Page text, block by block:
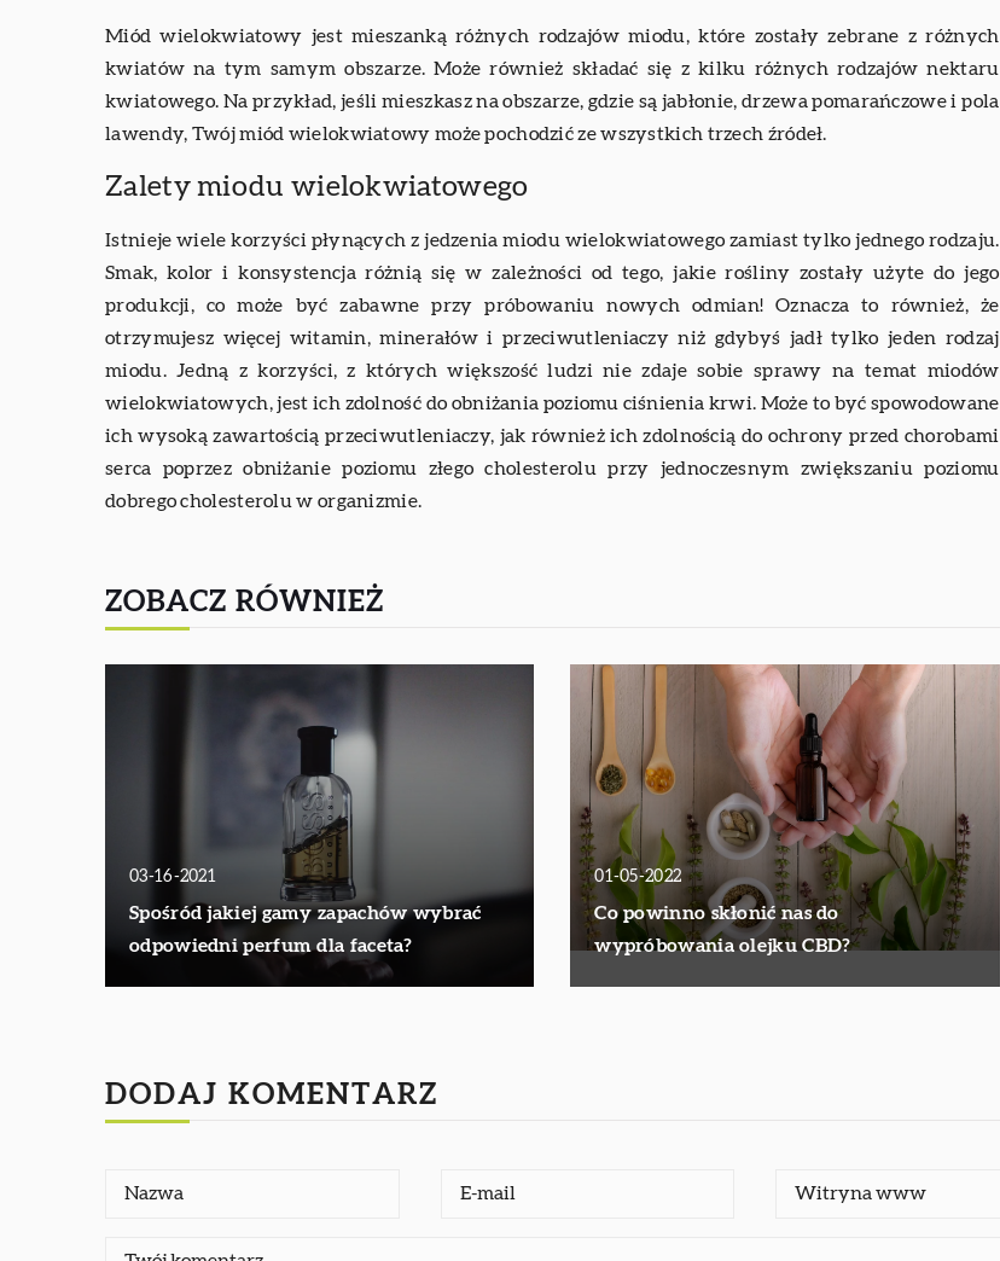
Miód wielokwiatowy jest mieszanką różnych rodzajów miodu, które zostały zebrane z różnych
kwiatów na tym samym obszarze. Może również składać się z kilku różnych rodzajów nektaru
kwiatowego. Na przykład, jeśli mieszkasz na obszarze, gdzie są jabłonie, drzewa pomarańczowe i pola
lawendy, Twój miód wielokwiatowy może pochodzić ze wszystkich trzech źródeł.
Zalety miodu wielokwiatowego
Istnieje wiele korzyści płynących z jedzenia miodu wielokwiatowego zamiast tylko jednego rodzaju.
Smak, kolor i konsystencja różnią się w zależności od tego, jakie rośliny zostały użyte do jego
produkcji, co może być zabawne przy próbowaniu nowych odmian! Oznacza to również, że
otrzymujesz więcej witamin, minerałów i przeciwutleniaczy niż gdybyś jadł tylko jeden rodzaj
miodu. Jedną z korzyści, z których większość ludzi nie zdaje sobie sprawy na temat miodów
wielokwiatowych, jest ich zdolność do obniżania poziomu ciśnienia krwi. Może to być spowodowane
ich wysoką zawartością przeciwutleniaczy, jak również ich zdolnością do ochrony przed chorobami
serca poprzez obniżanie poziomu złego cholesterolu przy jednoczesnym zwiększaniu poziomu
dobrego cholesterolu w organizmie.
ZOBACZ RÓWNIEŻ
03-16-2021
Spośród jakiej gamy zapachów wybrać
odpowiedni perfum dla faceta?
01-05-2022
Co powinno skłonić nas do
wypróbowania olejku CBD?
DODAJ KOMENTARZ